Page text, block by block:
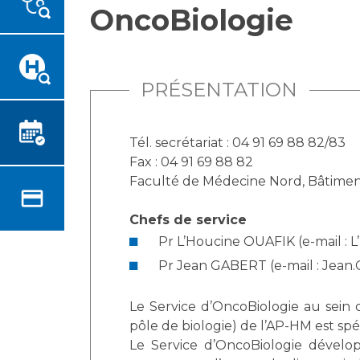
Vous accompagnez, vous
rendez visite à un patient
Vous avez un examen
d'imagerie ou de radiologie à
Vous avez une analyse à
réaliser
Vous venez en consultation
santé en ligne
Infos COVID-19
Vivre ensemble à l'hôpital
Culture à l'hôpital
Emplois paramédicaux
Espace Formation
médico-techniques
Emplois divers
Emplois socio-éducatifs
Statuts
Stages paramédicaux
Chercheurs
La recherche clinique à l'AP-
OncoBiologie
PRÉSENTATION
Tél. secrétariat : 04 91 69 88 82/83
Fax : 04 91 69 88 82
Faculté de Médecine Nord,
Chefs de service
Pr L’Houcine OUAFIK (e-mail :
Pr Jean GABERT (e-mail :
Le Service d’OncoBiologie au
pôle de biologie) de l’AP-HM est
Le Service d’OncoBiologie